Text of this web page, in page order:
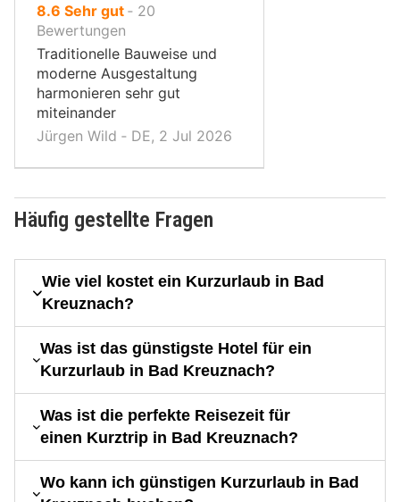
8.6 von
10,
Sehr gut ‐ 20
Bewertungen
Traditionelle Bauweise und
moderne Ausgestaltung
harmonieren sehr gut
miteinander
Jürgen Wild ‐ DE, 2 Jul 2026
Häufig gestellte Fragen
Wie viel kostet ein Kurzurlaub in Bad
Kreuznach?
Was ist das günstigste Hotel für ein
Kurzurlaub in Bad Kreuznach?
Was ist die perfekte Reisezeit für
einen Kurztrip in Bad Kreuznach?
Wo kann ich günstigen Kurzurlaub in Bad